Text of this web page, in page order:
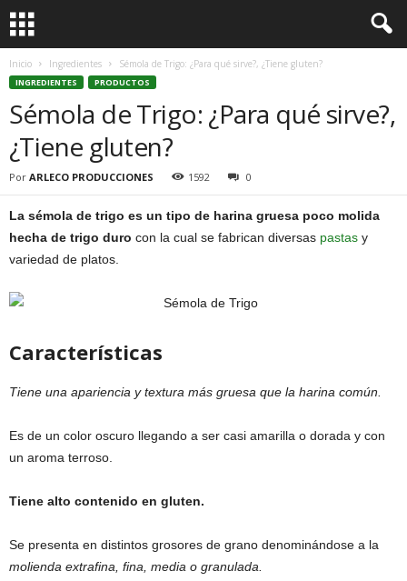
Inicio Ingredientes Sémola de Trigo: ¿Para qué sirve?, ¿Tiene gluten?
INGREDIENTES PRODUCTOS
Sémola de Trigo: ¿Para qué sirve?,
¿Tiene gluten?
Por ARLECO PRODUCCIONES 1592 0
La sémola de trigo es un tipo de harina gruesa poco molida
hecha de trigo duro con la cual se fabrican diversas pastas y
variedad de platos.
Características
Tiene una apariencia y textura más gruesa que la harina común.
Es de un color oscuro llegando a ser casi amarilla o dorada y con
un aroma terroso.
Tiene alto contenido en gluten.
Se presenta en distintos grosores de grano denominándose a la
molienda extrafina, fina, media o granulada.